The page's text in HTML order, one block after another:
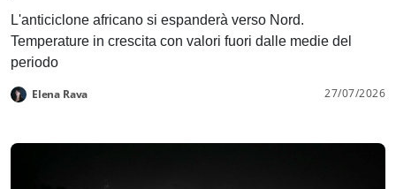
L'anticiclone africano si espanderà verso Nord.
Temperature in crescita con valori fuori dalle medie del
periodo
Elena Rava 27/07/2026